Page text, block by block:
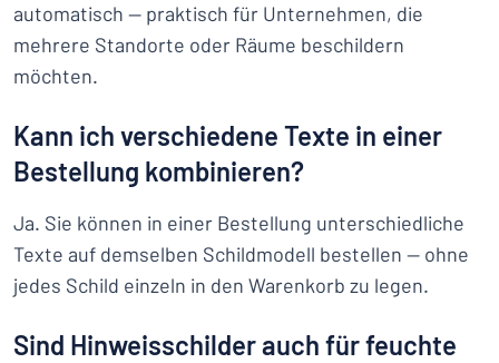
automatisch — praktisch für Unternehmen, die
mehrere Standorte oder Räume beschildern
möchten.
Kann ich verschiedene Texte in einer
Bestellung kombinieren?
Ja. Sie können in einer Bestellung unterschiedliche
Texte auf demselben Schildmodell bestellen — ohne
jedes Schild einzeln in den Warenkorb zu legen.
Sind Hinweisschilder auch für feuchte